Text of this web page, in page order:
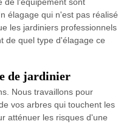
élagage qui n'est pas réalisé
les jardiniers professionnels
de quel type d'élagage ce
de jardinier
Nous travaillons pour
vos arbres qui touchent les
atténuer les risques d'une